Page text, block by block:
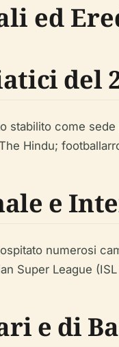
ed
del
stabilito come
Hindu;
e
numerosi
Super League
e di